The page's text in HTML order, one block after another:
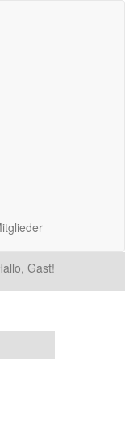
Gast!